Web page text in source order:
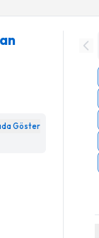
Göster